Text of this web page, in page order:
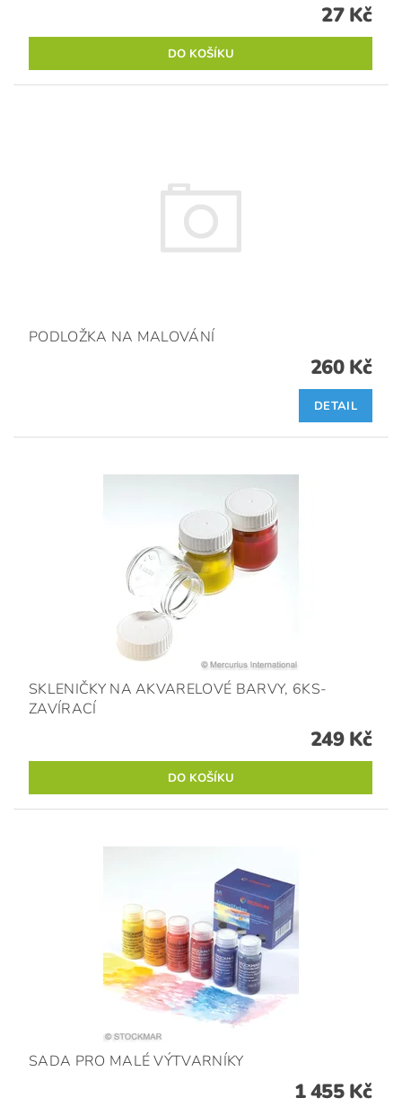
27 Kč
PODLOŽKA NA MALOVÁNÍ
260 Kč
DETAIL
SKLENIČKY NA AKVARELOVÉ BARVY, 6KS-
ZAVÍRACÍ
249 Kč
SADA PRO MALÉ VÝTVARNÍKY
1 455 Kč